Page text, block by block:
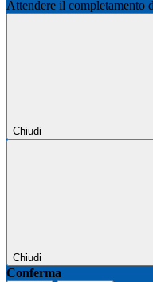
Attendere il completamento
Chiudi
Chiudi
Conferma